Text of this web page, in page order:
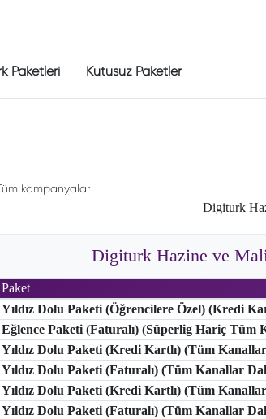
Paketleri Kutusuz Paketler
kampanyalar
Digiturk
Digiturk Hazine ve
Paket
Yıldız Dolu Paketi (Öğrencilere Özel) (Kredi
Eğlence Paketi (Faturalı) (Süperlig Hariç Tüm
Yıldız Dolu Paketi (Kredi Kartlı) (Tüm
Yıldız Dolu Paketi (Faturalı) (Tüm Kanallar
Yıldız Dolu Paketi (Kredi Kartlı) (Tüm
Yıldız Dolu Paketi (Faturalı) (Tüm Kanallar